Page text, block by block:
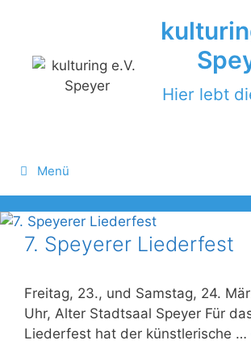
Hier lebt
Menü
7. Speyerer Liederfest
Freitag, 23., und Samstag, 24.
Uhr, Alter Stadtsaal Speyer Für
Liederfest hat der künstlerische …